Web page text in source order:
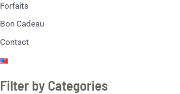
Forfaits
Bon Cadeau
Contact
Filter by Categories